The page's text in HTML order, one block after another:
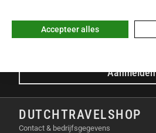
E-mailadres
Aanmelden
DUTCHTRAVELSHOP
Contact & bedrijfsgegevens
Accepteer alles